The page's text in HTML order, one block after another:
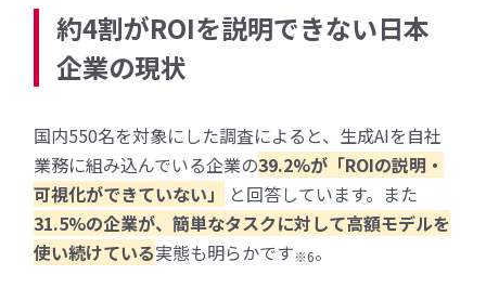
約4割がROIを説明できない日本
企業の現状
国内550名を対象にした調査によると、生成AIを自社
業務に組み込んでいる企業の39.2%が「ROIの説明・
可視化ができていない」
と回答しています。また
31.5%の企業が、簡単なタスクに対して高額モデルを
使い続けている実態も明らかです※6。